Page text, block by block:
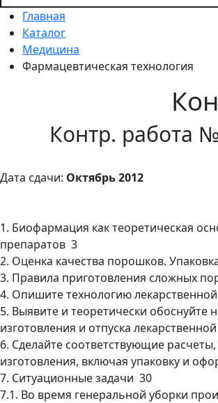
Главная
Каталог
Медицина
Фармацевтическая технология
Контр. работа
Дата сдачи: Октябрь 2012
1. Биофармация как теоретическая
препаратов 3
2. Оценка качества порошков.
3. Правила приготовления сложных
4. Опишите технологию
5. Выявите и теоретически
изготовления и отпуска
6. Сделайте соответствующие
изготовления, включая упаковку и
7. Ситуационные задачи 30
7.1. Во время генеральной уборки